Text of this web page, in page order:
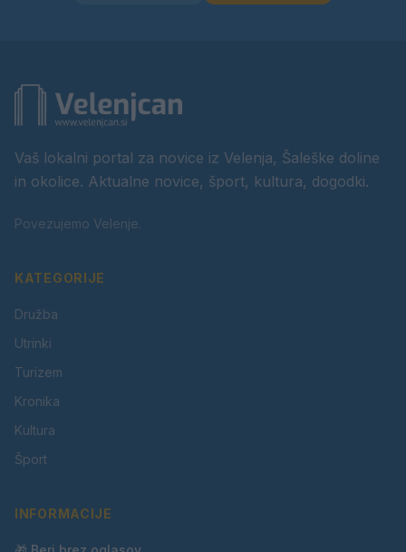
Vaš lokalni portal za novice iz Velenja, Šaleške doline
in okolice. Aktualne novice, šport, kultura, dogodki.
Povezujemo Velenje.
KATEGORIJE
Družba
Utrinki
Turizem
Kronika
Kultura
Šport
INFORMACIJE